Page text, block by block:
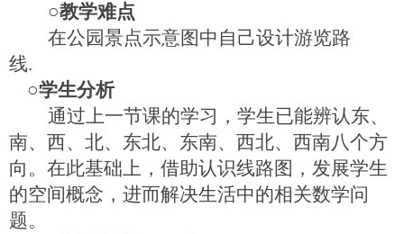
○教学难点
在公园景点示意图中自己设计游览路
线.
○学生分析
通过上一节课的学习，学生已能辨认东、
南、西、北、东北、东南、西北、西南八个方
向。在此基础上，借助认识线路图，发展学生
的空间概念，进而解决生活中的相关数学问
题。